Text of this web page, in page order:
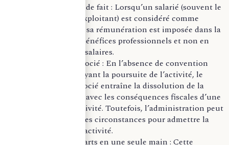
Salarié associé de fait : Lorsqu’un salarié (souvent le
conjoint de l’exploitant) est considéré comme
associé de fait, sa rémunération est imposée dans la
catégorie des bénéfices professionnels et non en
traitements et salaires.
Décès d’un associé : En l’absence de convention
expresse prévoyant la poursuite de l’activité, le
décès d’un associé entraîne la dissolution de la
société de fait, avec les conséquences fiscales d’une
cessation d’activité. Toutefois, l’administration peut
tenir compte des circonstances pour admettre la
poursuite de l’activité.
Réunion des parts en une seule main : Cette